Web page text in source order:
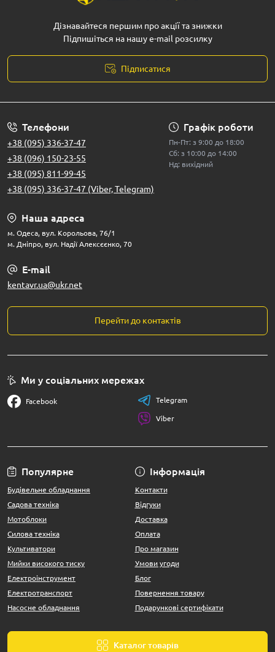
Дізнавайтеся першим про акції та знижки
Підпишіться на нашу e-mail розсилку
Підписатися
Телефони
+38 (095) 336-37-47
+38 (096) 150-23-55
+38 (095) 811-99-45
+38 (095) 336-37-47 (Viber, Telegram)
Графік роботи
Пн-Пт: з 9:00 до 18:00
Сб: з 10:00 до 14:00
Нд: вихідний
Наша адреса
м. Одеса, вул. Корольова, 76/1
м. Дніпро, вул. Надії Алексєєнко, 70
E-mail
kentavr.ua@ukr.net
Перейти до контактів
Популярне
Будівельне обладнання
Садова техніка
Мотоблоки
Силова техніка
Культиватори
Мийки високого тиску
Електроінструмент
Електротранспорт
Насосне обладнання
Інформація
Контакти
Відгуки
Доставка
Оплата
Про магазин
Умови угоди
Блог
Повернення товару
Подарункові сертифікати
Каталог товарів
Ми у соціальних мережах
Facebook Telegram
Viber